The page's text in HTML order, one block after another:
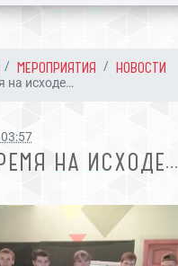
МЕРОПРИЯТИЯ НОВОСТИ
на исходе…
НА ИСХОДЕ…